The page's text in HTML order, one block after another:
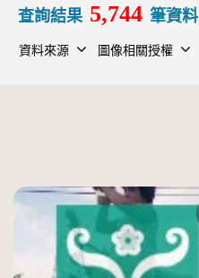
查詢結果 5,744 筆資料
資料來源 圖像相關授權